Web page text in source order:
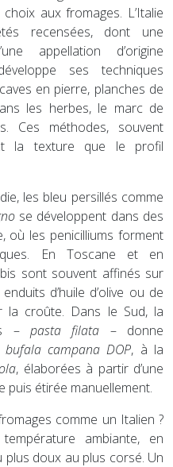
aux fromages. L’Italie
recensées, dont une
appellation d’origine
ses techniques
en pierre, planches de
les herbes, le marc de
Ces méthodes, souvent
la texture que le profil
les bleu persillés comme
se développent dans des
où les penicilliums forment
En Toscane et en
sont souvent affinés sur
d’huile d’olive ou de
la croûte. Dans le Sud, la
– pasta filata – donne
campana DOP, à la
, élaborées à partir d’une
puis étirée manuellement.
comme un Italien ?
ambiante, en
doux au plus corsé. Un